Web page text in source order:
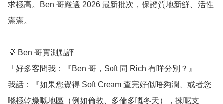
求極高。Ben 哥嚴選 2026 最新批次，保證質地新鮮、活性
滿滿。
💡 Ben 哥實測點評
「好多客問我：『Ben 哥，Soft 同 Rich 有咩分別？』
我話：『如果您覺得 Soft Cream 查完好似唔夠潤、或者您
喺極乾燥嘅地區（例如倫敦、多倫多嘅冬天），揀呢支